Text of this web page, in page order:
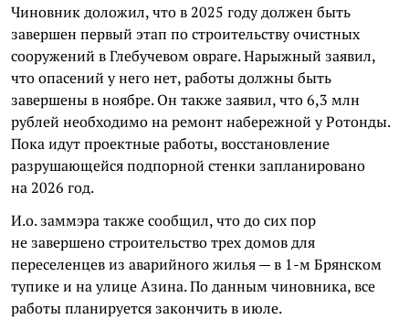
Чиновник доложил, что в 2025 году должен быть
завершен первый этап по строительству очистных
сооружений в Глебучевом овраге. Нарыжный заявил,
что опасений у него нет, работы должны быть
завершены в ноябре. Он также заявил, что 6,3 млн
рублей необходимо на ремонт набережной у Ротонды.
Пока идут проектные работы, восстановление
разрушающейся подпорной стенки запланировано
на 2026 год.
И.о. заммэра также сообщил, что до сих пор
не завершено строительство трех домов для
переселенцев из аварийного жилья — в 1-м Брянском
тупике и на улице Азина. По данным чиновника, все
работы планируется закончить в июле.